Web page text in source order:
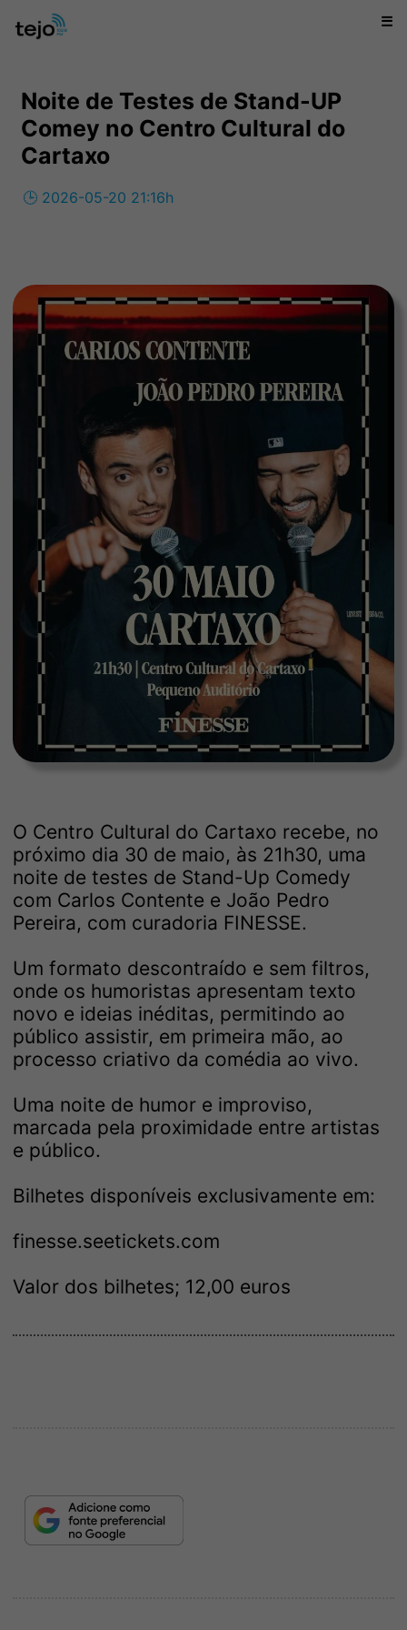
☰
Noite de Testes de Stand-UP
Comey no Centro Cultural do
Cartaxo
🕒 2026-05-20 21:16h
O Centro Cultural do Cartaxo recebe, no
próximo dia 30 de maio, às 21h30, uma
noite de testes de Stand-Up Comedy
com Carlos Contente e João Pedro
Pereira, com curadoria FINESSE.
Um formato descontraído e sem filtros,
onde os humoristas apresentam texto
novo e ideias inéditas, permitindo ao
público assistir, em primeira mão, ao
processo criativo da comédia ao vivo.
Uma noite de humor e improviso,
marcada pela proximidade entre artistas
e público.
Bilhetes disponíveis exclusivamente em:
finesse.seetickets.com
Valor dos bilhetes; 12,00 euros